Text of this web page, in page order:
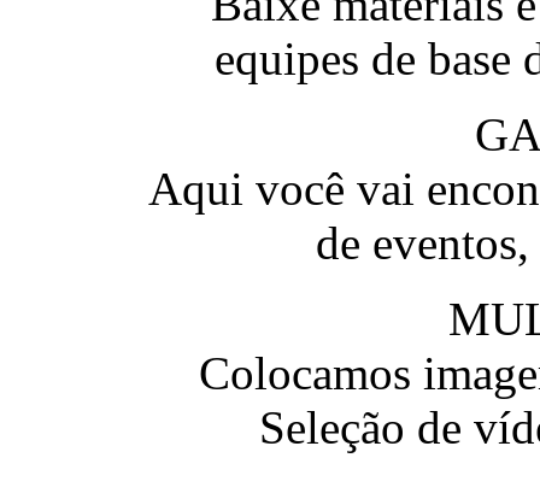
equipes de base
Aqui você vai
de
Colocamos
Seleção de